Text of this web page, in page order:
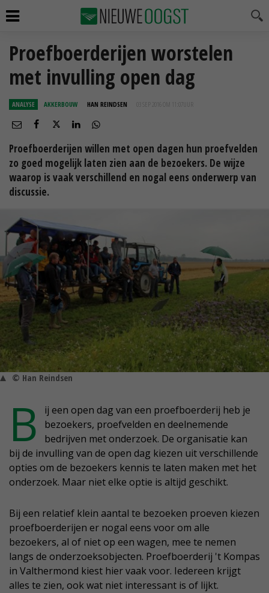
Proefboerderijen worstelen
met invulling open dag
ANALYSE AKKERBOUW HAN REINDSEN 03 SEP 2016 OM 11:07
Proefboerderijen willen met open dagen hun proefvelden
zo goed mogelijk laten zien aan de bezoekers. De wijze
waarop is vaak verschillend en nogal eens onderwerp van
discussie.
© Han Reindsen
B
ij een open dag van een proefboerderij heb je
bezoekers, proefvelden en deelnemende
bedrijven met onderzoek. De organisatie kan
bij de invulling van de open dag kiezen uit verschillende
opties om de bezoekers kennis te laten maken met het
onderzoek. Maar niet elke optie is altijd geschikt.
Bij een relatief klein aantal te bezoeken proeven kiezen
proefboerderijen er nogal eens voor om alle
bezoekers, al of niet op een wagen, mee te nemen
langs de onderzoeksobjecten. Proefboerderij 't Kompas
in Valthermond kiest hier vaak voor. Iedereen krijgt
alles te zien, ook wat niet interessant is of lijkt.